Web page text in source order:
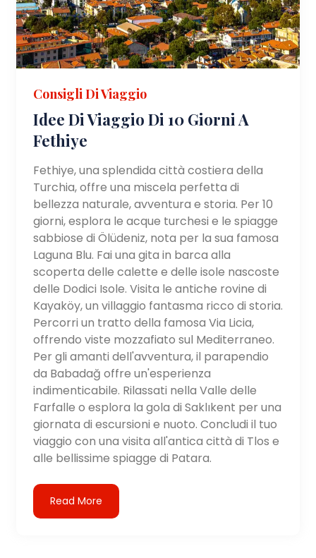
Consigli Di Viaggio
Idee Di Viaggio Di 10 Giorni A
Fethiye
Fethiye, una splendida città costiera della
Turchia, offre una miscela perfetta di
bellezza naturale, avventura e storia. Per 10
giorni, esplora le acque turchesi e le spiagge
sabbiose di Ölüdeniz, nota per la sua famosa
Laguna Blu. Fai una gita in barca alla
scoperta delle calette e delle isole nascoste
delle Dodici Isole. Visita le antiche rovine di
Kayaköy, un villaggio fantasma ricco di storia.
Percorri un tratto della famosa Via Licia,
offrendo viste mozzafiato sul Mediterraneo.
Per gli amanti dell'avventura, il parapendio
da Babadağ offre un'esperienza
indimenticabile. Rilassati nella Valle delle
Farfalle o esplora la gola di Saklıkent per una
giornata di escursioni e nuoto. Concludi il tuo
viaggio con una visita all'antica città di Tlos e
alle bellissime spiagge di Patara.
Read More